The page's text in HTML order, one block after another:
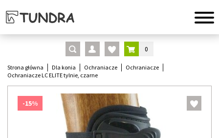
0
Strona główna Dla konia Ochraniacze
Ochraniacze
Ochraniacze LC ELITE tylnie, czarne
-15%